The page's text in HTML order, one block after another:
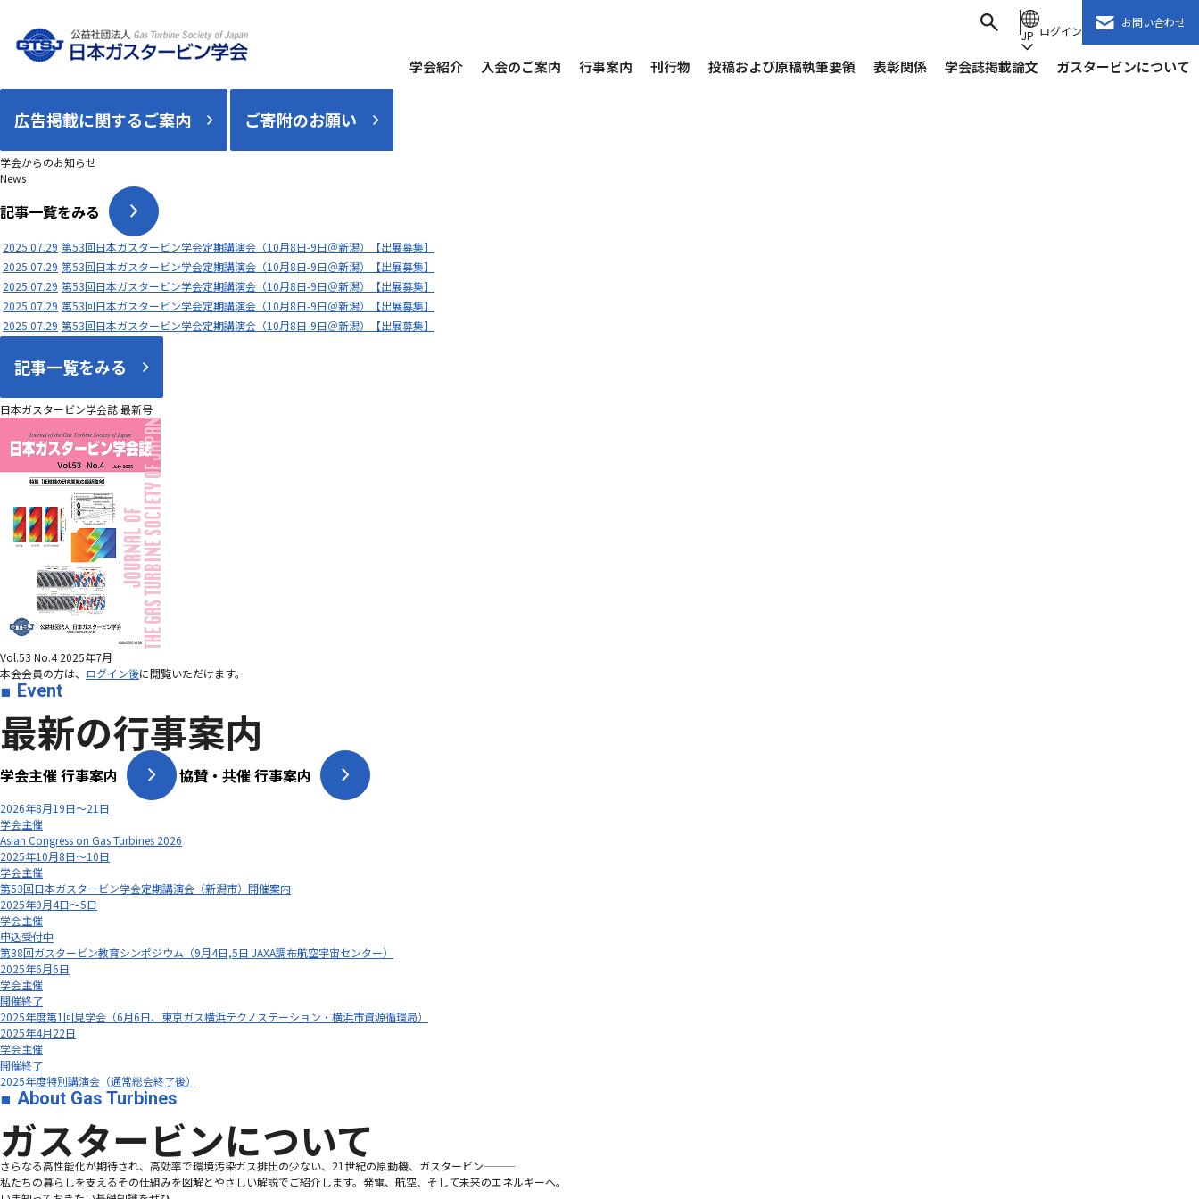
JP ログイン
お問い合わせ
学会紹介 入会のご案内 行事案内 刊行物 投稿および原稿執筆要領 表彰関係 学会誌掲載論文 ガスタービンについて
広告掲載に関するご案内 ご寄附のお願い
学会からのお知らせ
News
記事一覧をみる
2025.07.29 第53回日本ガスタービン学会定期講演会（10月8日-9日＠新潟）【出展募集】
2025.07.29 第53回日本ガスタービン学会定期講演会（10月8日-9日＠新潟）【出展募集】
2025.07.29 第53回日本ガスタービン学会定期講演会（10月8日-9日＠新潟）【出展募集】
2025.07.29 第53回日本ガスタービン学会定期講演会（10月8日-9日＠新潟）【出展募集】
2025.07.29 第53回日本ガスタービン学会定期講演会（10月8日-9日＠新潟）【出展募集】
記事一覧をみる
日本ガスタービン学会誌 最新号
Vol.53 No.4 2025年7月
本会会員の方は、 ログイン後に閲覧いただけます。
Event
最新の行事案内
学会主催 行事案内 協賛・共催 行事案内
2026年8月19日～21日
学会主催
Asian Congress on Gas Turbines 2026
2025年10月8日～10日
学会主催
第53回日本ガスタービン学会定期講演会（新潟市）開催案内
2025年9月4日～5日
学会主催
申込受付中
第38回ガスタービン教育シンポジウム（9月4日,5日 JAXA調布航空宇宙センター）
2025年6月6日
学会主催
開催終了
2025年度第1回見学会（6月6日、東京ガス横浜テクノステーション・横浜市資源循環局）
2025年4月22日
学会主催
開催終了
2025年度特別講演会（通常総会終了後）
About Gas Turbines
ガスタービンについて
さらなる高性能化が期待され、高効率で環境汚染ガス排出の少ない、21世紀の原動機、ガスタービン―――
私たちの暮らしを支えるその仕組みを図解とやさしい解説でご紹介します。発電、航空、そして未来のエネルギーへ。